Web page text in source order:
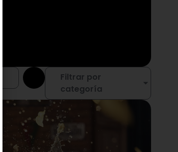
Filtrar por
categoría